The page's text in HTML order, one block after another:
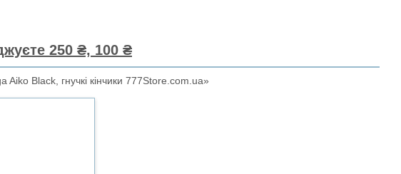
250 ₴, 100 ₴
Black, гнучкі кінчики 777Store.com.ua»